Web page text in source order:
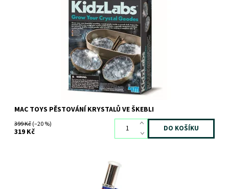
Skladem>3 ks
10083
MAC TOYS
MAC TOYS PĚSTOVÁNÍ KRYSTALŮ VE ŠKEBLI
399 Kč(–20 %)
319 Kč
Úžasný mikroskop se spoustou příslušenství pro každého